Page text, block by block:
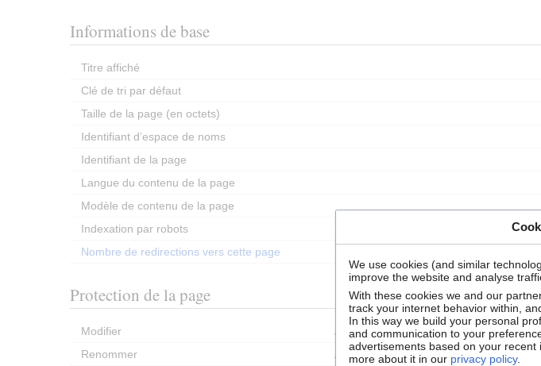
Informations de base
Titre affiché
Clé de tri par défaut
Taille de la page (en octets)
Identifiant dʼespace de noms
Identifiant de la page
Langue du contenu de la page
Modèle de contenu de la page
Indexation par robots
Nombre de redirections vers cette page
Protection de la page
Modifier
Autoriser uniquement les administrateurs
Renommer
Autoriser uniquement les
We use cookies (and similar
improve the website and analyse
With these cookies we and our
track your internet behavior within,
In this way we build your personal
and communication to your
advertisements based on your recent
more about it in our privacy policy.